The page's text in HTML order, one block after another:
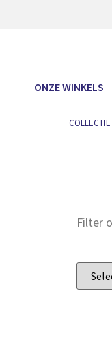
ONZE WINKELS
COLLECTIE
Filter